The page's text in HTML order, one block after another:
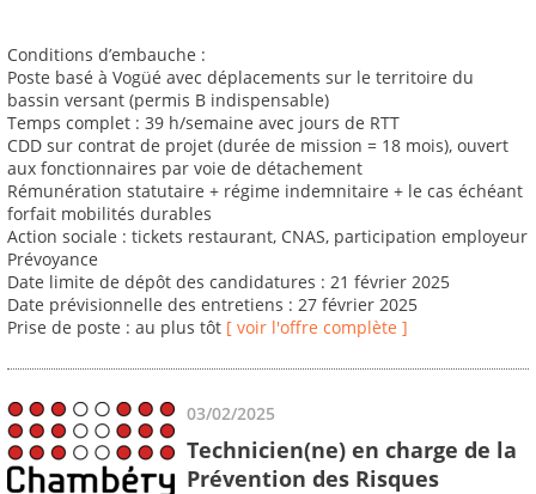
Conditions d’embauche :
Poste basé à Vogüé avec déplacements sur le territoire du
bassin versant (permis B indispensable)
Temps complet : 39 h/semaine avec jours de RTT
CDD sur contrat de projet (durée de mission = 18 mois), ouvert
aux fonctionnaires par voie de détachement
Rémunération statutaire + régime indemnitaire + le cas échéant
forfait mobilités durables
Action sociale : tickets restaurant, CNAS, participation employeur
Prévoyance
Date limite de dépôt des candidatures : 21 février 2025
Date prévisionnelle des entretiens : 27 février 2025
Prise de poste : au plus tôt [ voir l'offre complète ]
03/02/2025
Technicien(ne) en charge de la
Prévention des Risques